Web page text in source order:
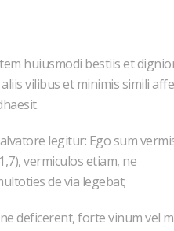
huiusmodi bestiis et
vilibus et minimis simili
legitur: Ego sum
vermiculos etiam, ne
de via legebat;
deficerent, forte vinum vel